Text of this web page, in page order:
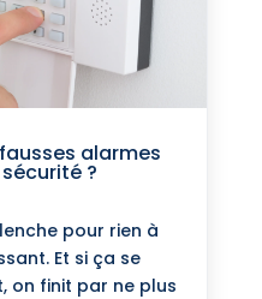
alarmes
?
pour rien à
Et si ça se
on finit par ne plus